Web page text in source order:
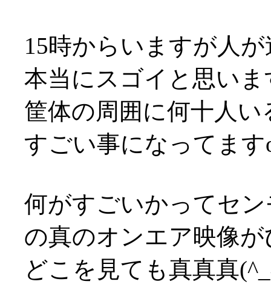
15時からいますが人
本当にスゴイと思いま
筐体の周囲に何十人
すごい事になってま
何がすごいかってセ
の真のオンエア映像
どこを見ても真真真